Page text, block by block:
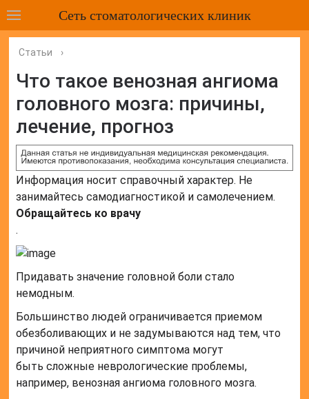
Сеть стоматологических клиник
Статьи ›
Что такое венозная ангиома
головного мозга: причины,
лечение, прогноз
Информация носит справочный характер. Не
занимайтесь самодиагностикой и самолечением.
Обращайтесь ко врачу
.
Придавать значение головной боли стало
немодным.
Большинство людей ограничивается приемом
обезболивающих и не задумываются над тем, что
причиной неприятного симптома могут
быть сложные неврологические проблемы,
например, венозная ангиома головного мозга.